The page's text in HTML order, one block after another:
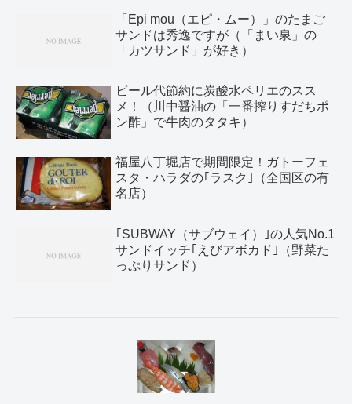
「Epi mou（エピ・ムー）」のたまご
サンドは秀逸ですが（「まい泉」の
「カツサンド」が好き）
ビール代節約に炭酸水ペリエのスス
メ！（川中醤油の「一番搾りすだちポ
ン酢」で牛肉のタタキ）
福屋八丁堀店で期間限定！ガトーフェ
スタ・ハラダの｢ラスク｣（全国区の有
名店）
｢SUBWAY（サブウェイ）｣の人気No.1
サンドイッチ｢えびアボカド｣（野菜た
っぷりサンド）